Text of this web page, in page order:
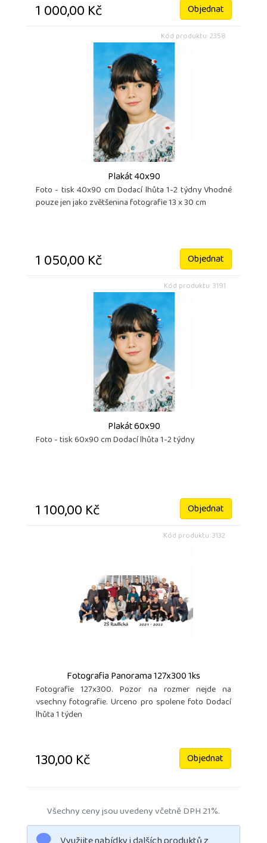
1 000,00 Kč Objednat
Kód produktu: 2358
Plakát 40x90
Foto - tisk 40x90 cm Dodací lhůta 1-2 týdny Vhodné
pouze jen jako zvětšenina fotografie 13 x 30 cm
1 050,00 Kč Objednat
Kód produktu: 3191
Plakát 60x90
Foto - tisk 60x90 cm Dodací lhůta 1-2 týdny
1 100,00 Kč Objednat
Kód produktu: 3132
Fotografia Panorama 127x300 1ks
Fotografie 127x300. Pozor na rozmer nejde na
vsechny fotografie. Urceno pro spolene foto Dodací
lhůta 1 týden
130,00 Kč Objednat
Všechny ceny jsou uvedeny včetně DPH 21%.